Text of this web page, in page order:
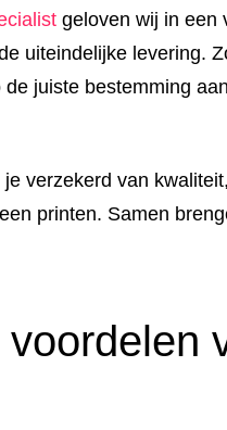
geloven wij in een
uiteindelijke levering.
juiste bestemming
verzekerd van kwaliteit,
printen. Samen